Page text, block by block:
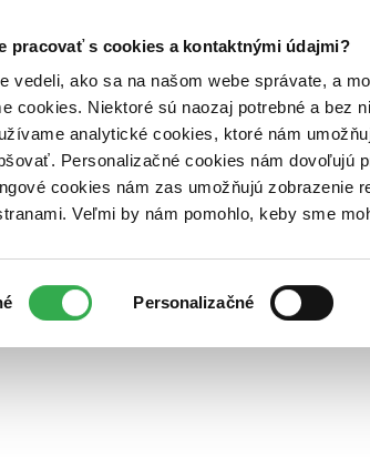
pracovať s cookies a kontaktnými údajmi?
vedeli, ako sa na našom webe správate, a
cookies. Niektoré sú naozaj potrebné a bez
analytické cookies, ktoré nám
Personalizačné cookies nám dovoľujú
cookies nám zas umožňujú zobrazenie
Veľmi by nám pomohlo, keby sme
Personalizačné
Kontakt